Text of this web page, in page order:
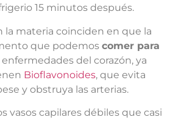
15 minutos después.
la materia coinciden en que la
que podemos comer para
del corazón, ya
Bioflavonoides, que evita
y obstruya las arterias.
vasos capilares débiles que casi